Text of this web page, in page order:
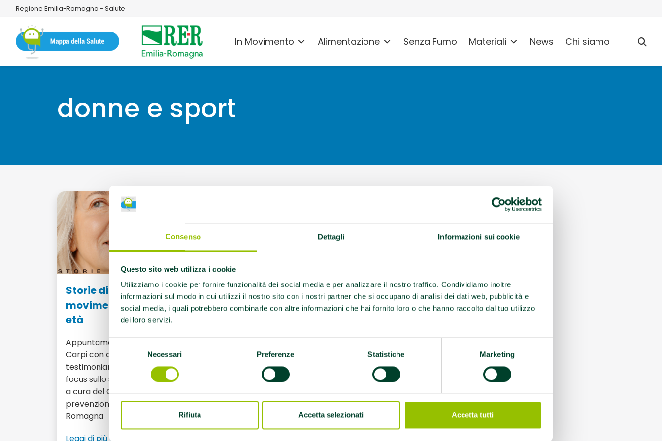
Consenso Dettagli Informazioni sui cookie
Questo sito web utilizza i cookie
Utilizziamo i cookie per fornire funzionalità dei social media e per analizzare il nostro traffico. Condividiamo inoltre
informazioni sul modo in cui utilizzi il nostro sito con i nostri partner che si occupano di analisi dei dati web, pubblicità e
social media, i quali potrebbero combinarle con altre informazioni che hai fornito loro o che hanno raccolto dal tuo utilizzo
dei loro servizi.
Selezione
del
consenso
Necessari Preferenze Statistiche Marketing
Rifiuta Accetta selezionati Accetta tutti
Regione Emilia-Romagna - Salute
In Movimento Alimentazione Senza Fumo Materiali News Chi siamo
donne e sport
Storie di Donne & Sport:
movimento e benessere senza
età
Appuntamento sabato 15 novembre a
Carpi con approfondimenti scientifici,
testimonianze, teatro. L’evento, con un
focus sullo sport al femminile over 40, è
a cura del Centro regionale per la
prevenzione del doping dell’Emilia-
Romagna
Leggi di più